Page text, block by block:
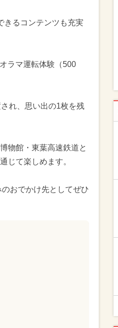
きるコンテンツも充実
ラマ運転体験（500
れ、思い出の1枚を残
物館・東葉高速鉄道と
じて楽しめます。
おでかけ先としてぜひ